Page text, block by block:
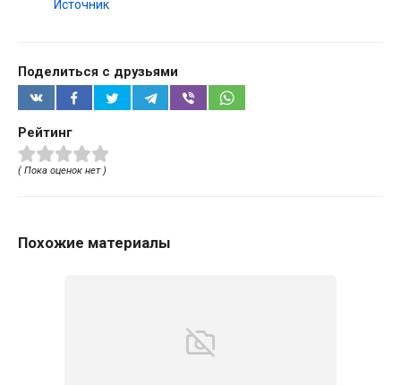
Источник
Поделиться с друзьями
Рейтинг
( Пока оценок нет )
Похожие материалы